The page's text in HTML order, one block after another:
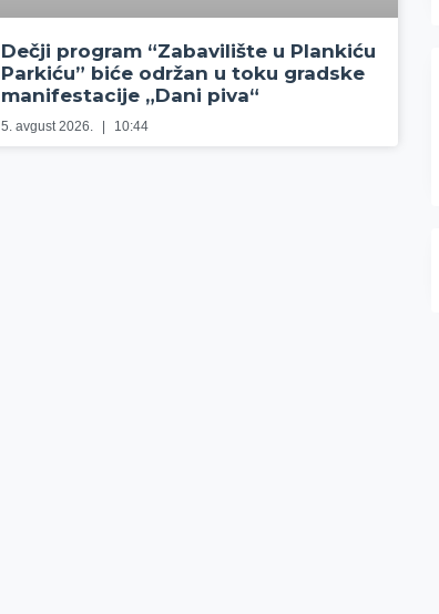
Dečji program “Zabavilište u Plankiću
Parkiću” biće održan u toku gradske
manifestacije „Dani piva“
5. avgust 2026. 10:44